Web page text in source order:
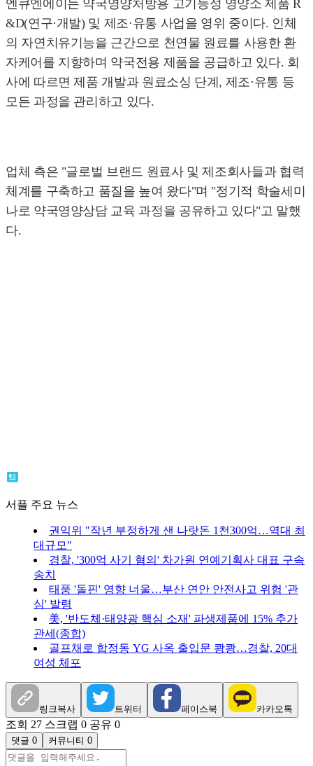
엔큐엔에이는 약국영양처방용 고기능성 영양소 제품 R
&D(연구·개발) 및 제조·유통 사업을 영위 중이다. 인체
의 자연치유기능을 근간으로 천연물 원료를 사용한 환
자케어를 지향하며 약국전용 제품을 공급하고 있다. 회
사에 따르면 제품 개발과 원료소싱 단계, 제조·유통 등
모든 과정을 관리하고 있다.
업체 측은 "글로벌 브랜드 원료사 및 제조회사들과 협력
체계를 구축하고 품질을 높여 왔다"며 "정기적 학술세미
나로 약국영양상담 교육 과정을 공유하고 있다"고 말했
다.
서플 주요 뉴스
권익위 "작년 부정하게 샌 나랏돈 1천300억…역대 최
대규모"
경찰, '300억 사기 혐의' 차가원 연예기획사 대표 구속
송치
태풍 '돌핀' 영향 너울…부산 연안 안전사고 위험 '관
심' 발령
美, '반도체·태양광 핵심 소재' 파생제품에 15% 추가
관세(종합)
골프채로 합정동 YG 사옥 출입문 쾅쾅…경찰, 20대
여성 체포
링크복사 트위터 페이스북 카카오톡
조회 27 스크랩 0 공유 0
댓글 0 커뮤니티 0